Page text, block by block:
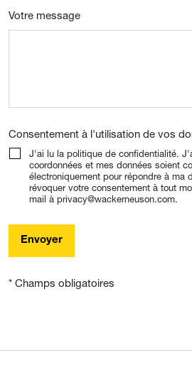
Votre message
Consentement à l'utilisation de vos
J'ai lu la politique de confidentialité.
coordonnées et mes données soient
électroniquement pour répondre à ma
révoquer votre consentement à tout
mail à privacy@wackerneuson.com.
Envoyer
* Champs obligatoires